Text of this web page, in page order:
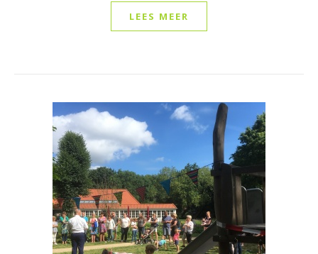
LEES MEER